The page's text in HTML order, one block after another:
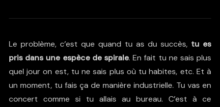
Le problème, c’est que quand tu as du succès, tu es
pris dans une espèce de spirale. En fait tu ne sais plus
quel jour on est, tu ne sais plus où tu habites, etc. Et à
un moment, tu fais ça de manière industrielle. Tu vas en
concert comme si tu allais au bureau. C’est à ce